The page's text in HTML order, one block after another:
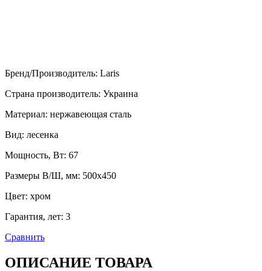
Бренд/Производитель: Laris
Страна производитель: Украина
Материал: нержавеющая сталь
Вид: лесенка
Мощность, Вт: 67
Размеры В/Ш, мм: 500x450
Цвет: хром
Гарантия, лет: 3
Сравнить
ОПИСАНИЕ ТОВАРА